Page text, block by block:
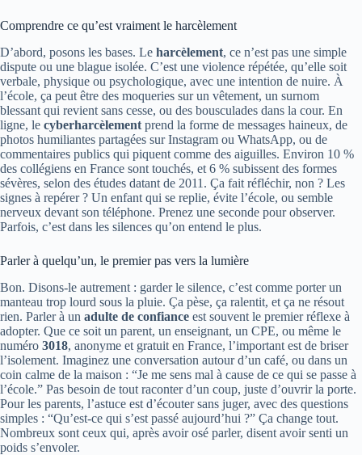
Comprendre ce qu’est vraiment le harcèlement
D’abord, posons les bases. Le harcèlement, ce n’est pas une simple
dispute ou une blague isolée. C’est une violence répétée, qu’elle soit
verbale, physique ou psychologique, avec une intention de nuire. À
l’école, ça peut être des moqueries sur un vêtement, un surnom
blessant qui revient sans cesse, ou des bousculades dans la cour. En
ligne, le cyberharcèlement prend la forme de messages haineux, de
photos humiliantes partagées sur Instagram ou WhatsApp, ou de
commentaires publics qui piquent comme des aiguilles. Environ 10 %
des collégiens en France sont touchés, et 6 % subissent des formes
sévères, selon des études datant de 2011. Ça fait réfléchir, non ? Les
signes à repérer ? Un enfant qui se replie, évite l’école, ou semble
nerveux devant son téléphone. Prenez une seconde pour observer.
Parfois, c’est dans les silences qu’on entend le plus.
Parler à quelqu’un, le premier pas vers la lumière
Bon. Disons-le autrement : garder le silence, c’est comme porter un
manteau trop lourd sous la pluie. Ça pèse, ça ralentit, et ça ne résout
rien. Parler à un adulte de confiance est souvent le premier réflexe à
adopter. Que ce soit un parent, un enseignant, un CPE, ou même le
numéro 3018, anonyme et gratuit en France, l’important est de briser
l’isolement. Imaginez une conversation autour d’un café, ou dans un
coin calme de la maison : “Je me sens mal à cause de ce qui se passe à
l’école.” Pas besoin de tout raconter d’un coup, juste d’ouvrir la porte.
Pour les parents, l’astuce est d’écouter sans juger, avec des questions
simples : “Qu’est-ce qui s’est passé aujourd’hui ?” Ça change tout.
Nombreux sont ceux qui, après avoir osé parler, disent avoir senti un
poids s’envoler.